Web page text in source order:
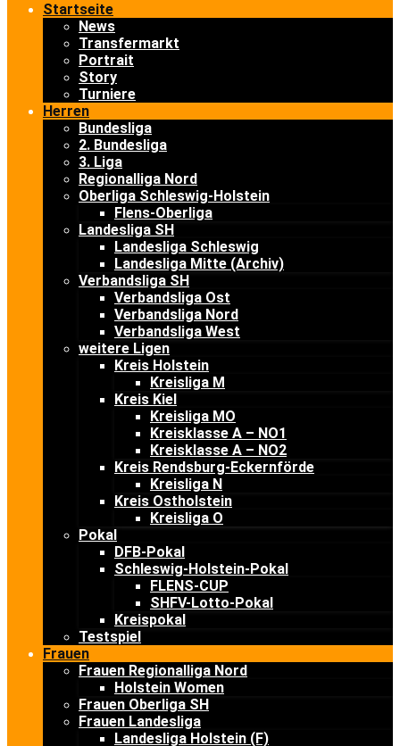
Startseite
News
Transfermarkt
Portrait
Story
Turniere
Herren
Bundesliga
2. Bundesliga
3. Liga
Regionalliga Nord
Oberliga Schleswig-Holstein
Flens-Oberliga
Landesliga SH
Landesliga Schleswig
Landesliga Mitte (Archiv)
Verbandsliga SH
Verbandsliga Ost
Verbandsliga Nord
Verbandsliga West
weitere Ligen
Kreis Holstein
Kreisliga M
Kreis Kiel
Kreisliga MO
Kreisklasse A – NO1
Kreisklasse A – NO2
Kreis Rendsburg-Eckernförde
Kreisliga N
Kreis Ostholstein
Kreisliga O
Pokal
DFB-Pokal
Schleswig-Holstein-Pokal
FLENS-CUP
SHFV-Lotto-Pokal
Kreispokal
Testspiel
Frauen
Frauen Regionalliga Nord
Holstein Women
Frauen Oberliga SH
Frauen Landesliga
Landesliga Holstein (F)